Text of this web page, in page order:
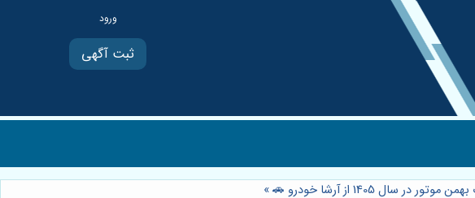
ثبت آگهی
1405 از آرشا خودرو 🚗 »